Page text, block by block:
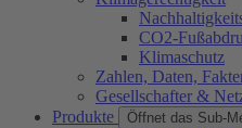
CO2-
Klimaschutz
Zahlen, Daten,
Gesellschafter &
Produkte
Öffnet das Sub-